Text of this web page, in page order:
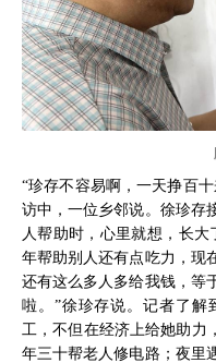
“珍存不容易啊，一天挣百
访中，一位乡邻说。徐珍存
人帮助时，心里就想，长
年帮助别人还有点吃力，现
还有这么多人多给我钱，等
啦。”徐珍存说。记者了解
工，不但在经济上给她助力
年三十帮老人修电路；夜里